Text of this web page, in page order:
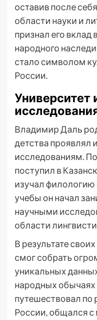
оставив после
области науки и
признал его вклад
народного
стало символом
России.
Университет
Владимир Даль
детства проявлял
исследованиям.
поступил в
изучал
учебы он начал
научными
области
В результате
смог собрать
уникальных
народных
путешествовал по
России, общался